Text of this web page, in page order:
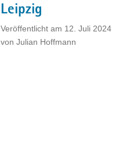
Leipzig
Veröffentlicht am 12. Juli 2024
von Julian Hoffmann